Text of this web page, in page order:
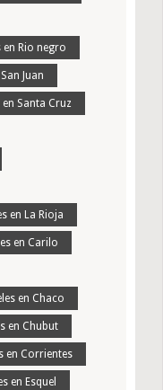
en Rio negro
Juan
en Santa Cruz
en La Rioja
en Carilo
en Chaco
en Chubut
en Corrientes
en Esquel